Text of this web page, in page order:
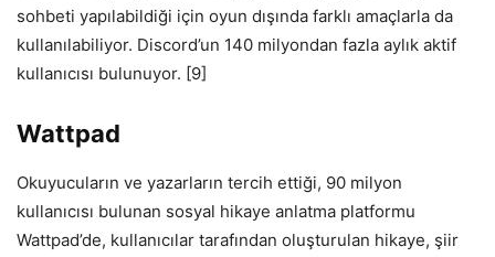
sohbeti yapılabildiği için oyun dışında farklı amaçlarla da
kullanılabiliyor. Discord’un 140 milyondan fazla aylık aktif
kullanıcısı bulunuyor. [9]
Wattpad
Okuyucuların ve yazarların tercih ettiği, 90 milyon
kullanıcısı bulunan sosyal hikaye anlatma platformu
Wattpad’de, kullanıcılar tarafından oluşturulan hikaye, şiir